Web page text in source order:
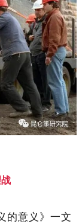
的意义》一文